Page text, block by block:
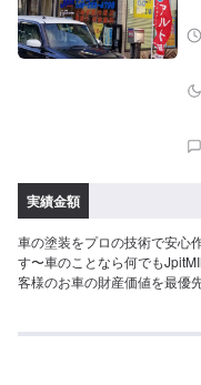
実績金額
車の塗装をプロの技術で安心
す〜車のことなら何でも
客様のお車の財産価値を最優
望に合わせてリサイクルパー